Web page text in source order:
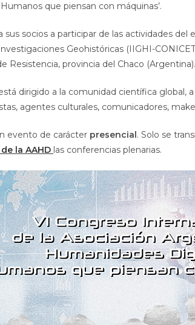
que piensan con máquinas’.
sus socios a participar de las actividades del
Geohistóricas (IIGHI-
Resistencia, provincia del Chaco (Argentina).
dirigido a la comunidad científica global,
agentes culturales, comunicadores,
evento de carácter presencial. Solo se
la AAHD las conferencias plenarias.